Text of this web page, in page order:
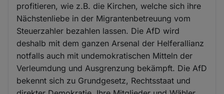
profitieren, wie z.B. die Kirchen, welche sich ihre
Nächstenliebe in der Migrantenbetreuung vom
Steuerzahler bezahlen lassen. Die AfD wird
deshalb mit dem ganzen Arsenal der Helferallianz
notfalls auch mit undemokratischen Mitteln der
Verleumdung und Ausgrenzung bekämpft. Die AfD
bekennt sich zu Grundgesetz, Rechtsstaat und